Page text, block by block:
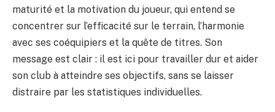
maturité et la motivation du joueur, qui entend se
concentrer sur l’efficacité sur le terrain, l’harmonie
avec ses coéquipiers et la quête de titres. Son
message est clair : il est ici pour travailler dur et aider
son club à atteindre ses objectifs, sans se laisser
distraire par les statistiques individuelles.